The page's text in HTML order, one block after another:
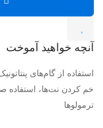
آنچه خواهید آموخت
استفاده از گام‌های
خم کردن نت‌ها، استفاده
ترمولوها